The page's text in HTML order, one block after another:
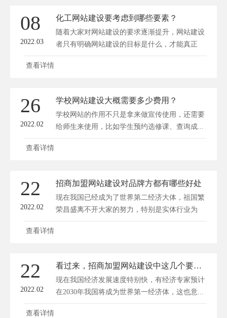
08
2022.03
化工网站建设要考虑到哪些要素？
随着大家对网站建设的要求逐渐提升，网站建设
者只有明确网站建设的目标是什么，才能真正
按...
查看详情
26
2022.02
学校网站建设大概需要多少费用？
学校网站的作用不只是拿来做宣传使用，还需要
给师生来使用，比如学生预约选修课、查询成...
查看详情
22
2022.02
招商加盟网站建设对品牌方都有哪些好处
现在我国已经成为了世界第二经济大体，祖国繁
荣昌盛离不开大家的努力，特别是实体行业为
经...
查看详情
22
2022.02
看过来，招商加盟网站建设中这几个要素很重要！
现在我国经济发展速度特别快，有经济专家预计
在2030年我国将成为世界第一经济体，这也意...
查看详情